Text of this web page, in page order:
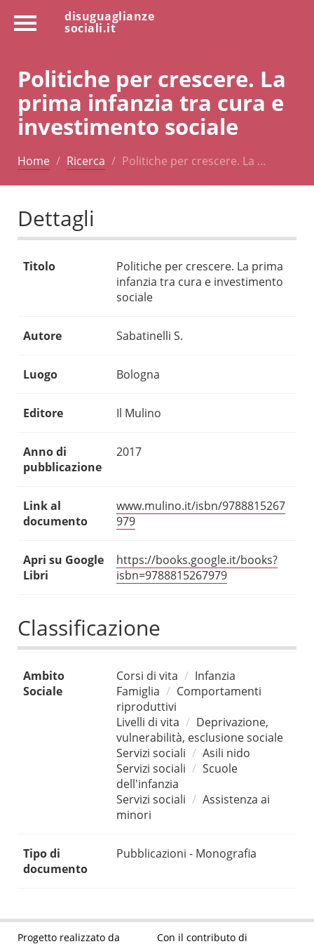
disuguaglianze
sociali.it
Politiche per crescere. La
prima infanzia tra cura e
investimento sociale
Home Ricerca Politiche per crescere. La …
Dettagli
Titolo
Politiche per crescere. La prima
infanzia tra cura e investimento
sociale
Autore Sabatinelli S.
Luogo Bologna
Editore Il Mulino
Anno di
pubblicazione
2017
Link al
documento
www.mulino.it/isbn/9788815267
979
Apri su Google
Libri
https://books.google.it/books?
isbn=9788815267979
Classificazione
Ambito
Sociale
Corsi di vita
Infanzia
Famiglia
Comportamenti
riproduttivi
Livelli di vita
Deprivazione,
vulnerabilità, esclusione sociale
Servizi sociali
Asili nido
Servizi sociali
Scuole
dell'infanzia
Servizi sociali
Assistenza ai
minori
Tipo di
documento
Pubblicazioni - Monografia
Progetto realizzato da Con il contributo di